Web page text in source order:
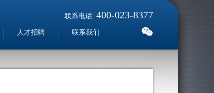
联系电话: 400-023-8377
人才招聘 联系我们